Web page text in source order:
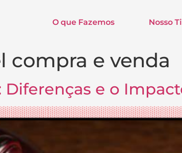
O que Fazemos Nosso
compra e venda
Diferenças e o